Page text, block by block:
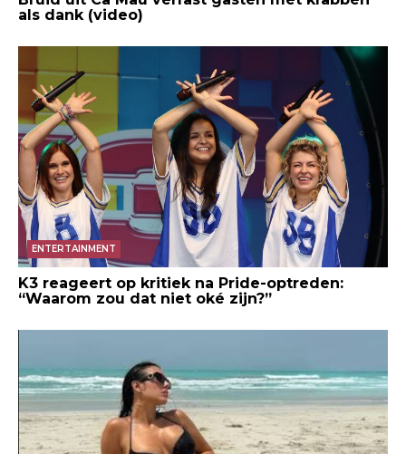
als dank (video)
ENTERTAINMENT
K3 reageert op kritiek na Pride-optreden:
“Waarom zou dat niet oké zijn?”